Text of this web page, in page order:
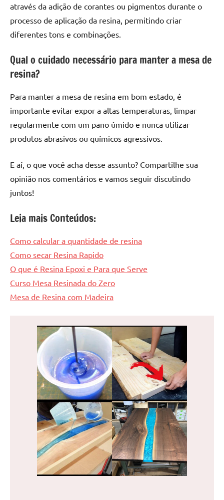
através da adição de corantes ou pigmentos durante o
processo de aplicação da resina, permitindo criar
diferentes tons e combinações.
Qual o cuidado necessário para manter a mesa de
resina?
Para manter a mesa de resina em bom estado, é
importante evitar expor a altas temperaturas, limpar
regularmente com um pano úmido e nunca utilizar
produtos abrasivos ou químicos agressivos.
E aí, o que você acha desse assunto? Compartilhe sua
opinião nos comentários e vamos seguir discutindo
juntos!
Leia mais Conteúdos:
Como calcular a quantidade de resina
Como secar Resina Rapido
O que é Resina Epoxi e Para que Serve
Curso Mesa Resinada do Zero
Mesa de Resina com Madeira